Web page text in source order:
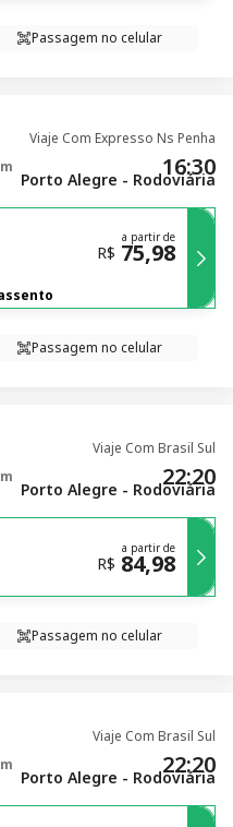
Passagem no celular
Viaje Com Expresso Ns Penha
16:30
Porto Alegre - Rodoviária
a partir de
R$ 75,98
Passagem no celular
Viaje Com Brasil Sul
22:20
Porto Alegre - Rodoviária
a partir de
R$ 84,98
Passagem no celular
Viaje Com Brasil Sul
22:20
Porto Alegre - Rodoviária